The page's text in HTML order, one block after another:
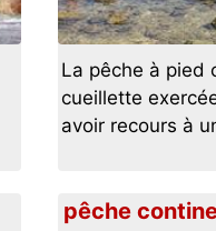
La pêche à pied
cueillette
avoir recours à
pêche